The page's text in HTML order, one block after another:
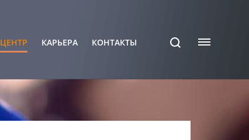
КАРЬЕРА КОНТАКТЫ